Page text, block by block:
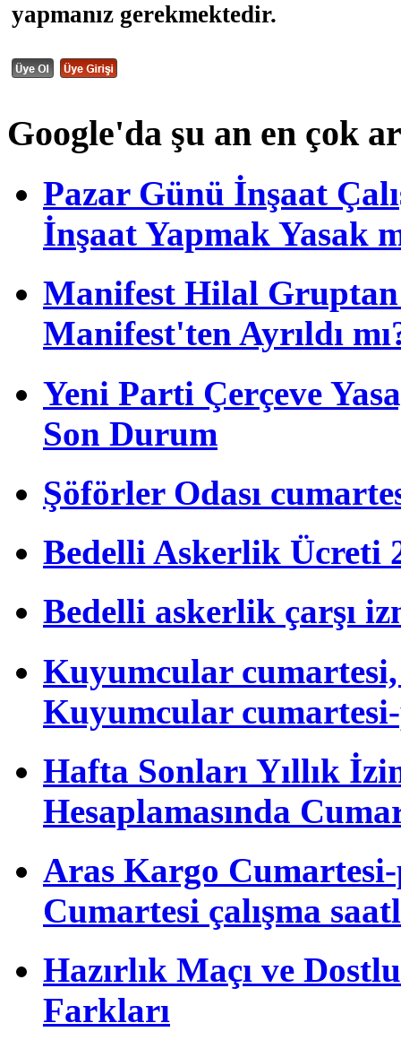
yapmanız gerekmektedir.
Google'da şu an en çok
Pazar Günü İnşaat
İnşaat Yapmak Yasak
Manifest Hilal Gruptan
Manifest'ten Ayrıldı
Yeni Parti Çerçeve
Son Durum
Şöförler Odası
Bedelli Askerlik Ücreti
Bedelli askerlik çarşı
Kuyumcular cumartesi,
Kuyumcular
Hafta Sonları Yıllık
Hesaplamasında
Aras Kargo Cumartesi-
Cumartesi çalışma
Hazırlık Maçı ve
Farkları